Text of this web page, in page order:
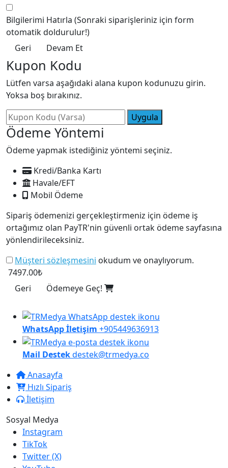
Bilgilerimi Hatırla (Sonraki siparişleriniz için form
otomatik doldurulur!)
Geri
Devam Et
Kupon Kodu
Lütfen varsa aşağıdaki alana kupon kodunuzu girin.
Yoksa boş bırakınız.
Uygula
Ödeme Yöntemi
Ödeme yapmak istediğiniz yöntemi seçiniz.
Kredi/Banka Kartı
Havale/EFT
Mobil Ödeme
Sipariş ödemenizi gerçekleştirmeniz için ödeme iş
ortağımız olan PayTR'nin güvenli ortak ödeme sayfasına
yönlendirileceksiniz.
Müşteri sözleşmesini okudum ve onaylıyorum.
7497.00₺
Geri
Ödemeye Geç!
WhatsApp İletişim +905449636913
Mail Destekdestek@trmedya.co
Anasayfa
Hızlı Sipariş
İletişim
Sosyal Medya
Instagram
TikTok
Twitter (X)